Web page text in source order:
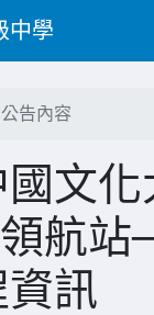
中學
公告內容
文化
航站
訊